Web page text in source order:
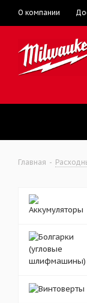
О компании
Главная -